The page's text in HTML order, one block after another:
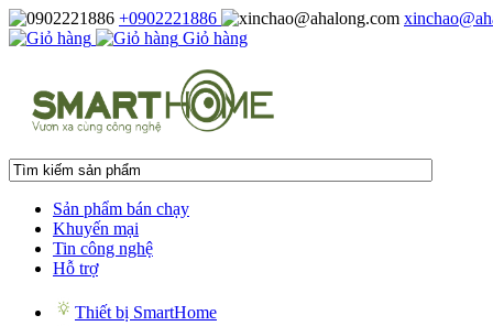
+0902221886
Giỏ hàng
Sản phẩm bán chạy
Khuyến mại
Tin công nghệ
Hỗ trợ
Thiết bị SmartHome